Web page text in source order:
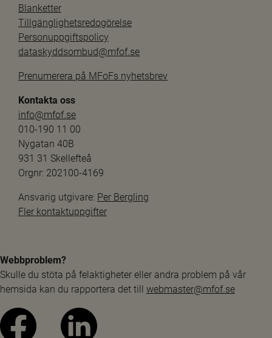
Blanketter
Tillgänglighetsredogörelse
Personuppgiftspolicy
dataskyddsombud@mfof.se
Prenumerera på MFoFs nyhetsbrev
Kontakta oss
info@mfof.se
010-190 11 00
Nygatan 40B
931 31 Skellefteå
Orgnr: 202100-4169
Ansvarig utgivare: Per Bergling
Fler kontaktuppgifter
Webbproblem?
Skulle du stöta på felaktigheter eller andra problem på vår
hemsida kan du rapportera det till webmaster@mfof.se